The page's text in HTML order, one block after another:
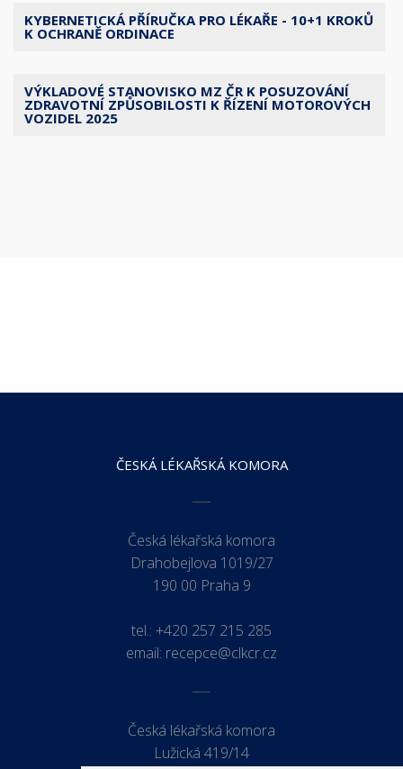
KYBERNETICKÁ PŘÍRUČKA PRO LÉKAŘE - 10+1 KROKŮ
K OCHRANĚ ORDINACE
VÝKLADOVÉ STANOVISKO MZ ČR K POSUZOVÁNÍ
ZDRAVOTNÍ ZPŮSOBILOSTI K ŘÍZENÍ MOTOROVÝCH
VOZIDEL 2025
ČESKÁ LÉKAŘSKÁ KOMORA
Česká lékařská komora
Drahobejlova 1019/27
190 00 Praha 9
tel.: +420 257 215 285
email: recepce@clkcr.cz
Česká lékařská komora
Lužická 419/14